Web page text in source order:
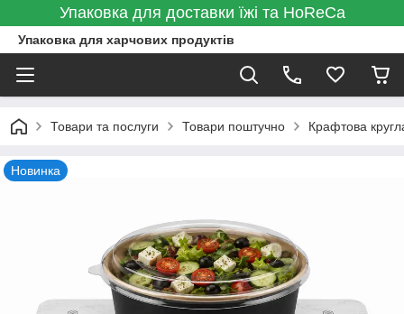
Упаковка для доставки їжі та HoReCa
Упаковка для харчових продуктів
Товари та послуги Товари поштучно Крафтова
Новинка